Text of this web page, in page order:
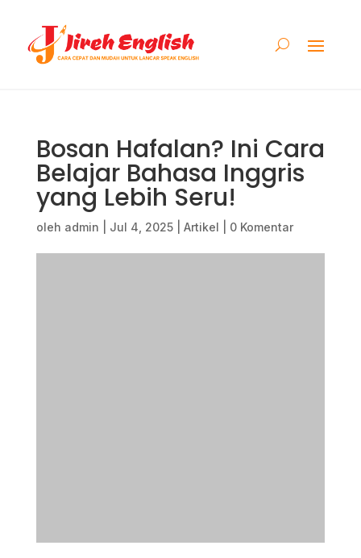
Bosan Hafalan? Ini Cara
Belajar Bahasa Inggris
yang Lebih Seru!
oleh admin Jul 4, 2025| Artikel 0 Komentar